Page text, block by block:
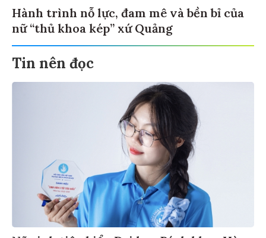
Hành trình nỗ lực, đam mê và bền bỉ của
nữ “thủ khoa kép” xứ Quảng
Tin nên đọc